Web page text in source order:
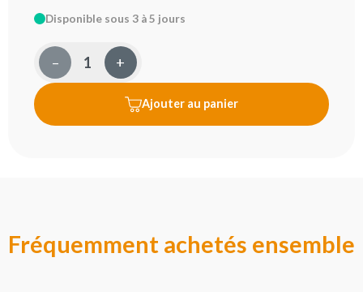
Disponible sous 3 à 5 jours
– +
Ajouter au panier
Fréquemment achetés ensemble